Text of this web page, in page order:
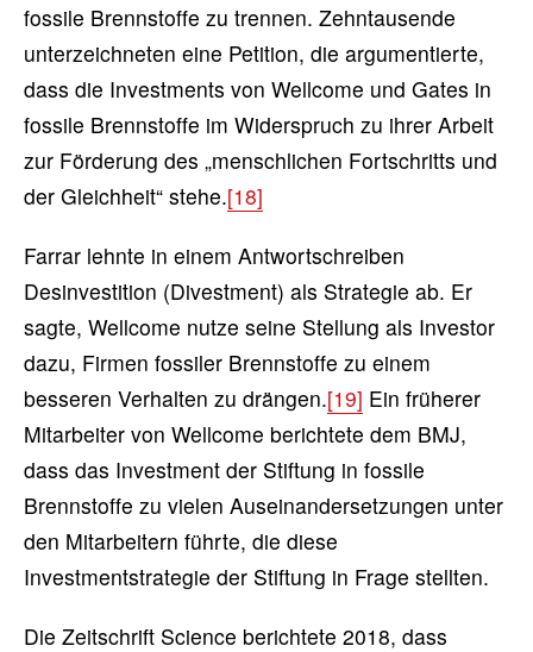
fossile Brennstoffe zu trennen. Zehntausende
unterzeichneten eine Petition, die argumentierte,
dass die Investments von Wellcome und Gates in
fossile Brennstoffe im Widerspruch zu ihrer Arbeit
zur Förderung des „menschlichen Fortschritts und
der Gleichheit“ stehe.[18]
Farrar lehnte in einem Antwortschreiben
Desinvestition (Divestment) als Strategie ab. Er
sagte, Wellcome nutze seine Stellung als Investor
dazu, Firmen fossiler Brennstoffe zu einem
besseren Verhalten zu drängen.[19] Ein früherer
Mitarbeiter von Wellcome berichtete dem BMJ,
dass das Investment der Stiftung in fossile
Brennstoffe zu vielen Auseinandersetzungen unter
den Mitarbeitern führte, die diese
Investmentstrategie der Stiftung in Frage stellten.
Die Zeitschrift Science berichtete 2018, dass